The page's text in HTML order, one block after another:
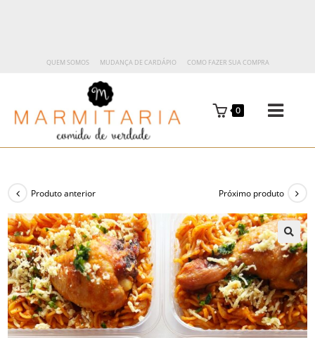
QUEM SOMOS MUDANÇA DE CARDÁPIO COMO FAZER SUA COMPRA
0
Produto anterior Próximo produto
🔍